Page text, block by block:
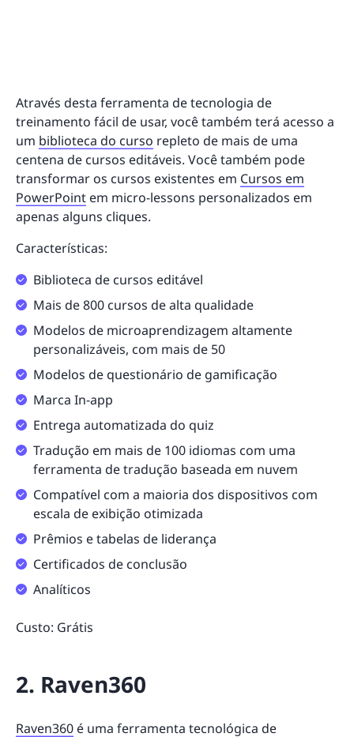
Através desta ferramenta de tecnologia de
treinamento fácil de usar, você também terá acesso a
um biblioteca do curso repleto de mais de uma
centena de cursos editáveis. Você também pode
transformar os cursos existentes em Cursos em
PowerPoint em micro-lessons personalizados em
apenas alguns cliques.
Características:
Biblioteca de cursos editável
Mais de 800 cursos de alta qualidade
Modelos de microaprendizagem altamente
personalizáveis, com mais de 50
Modelos de questionário de gamificação
Marca In-app
Entrega automatizada do quiz
Tradução em mais de 100 idiomas com uma
ferramenta de tradução baseada em nuvem
Compatível com a maioria dos dispositivos com
escala de exibição otimizada
Prêmios e tabelas de liderança
Certificados de conclusão
Analíticos
Custo: Grátis
2. Raven360
Raven360 é uma ferramenta tecnológica de